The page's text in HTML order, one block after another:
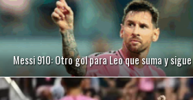
Messi 910: Otro gol para Leo que suma y sigue